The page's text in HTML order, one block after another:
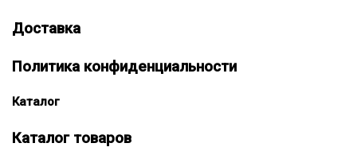
Доставка
Политика конфиденциальности
Каталог
Каталог товаров